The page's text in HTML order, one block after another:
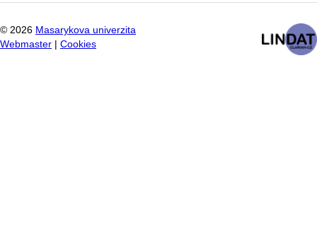
© 2026 Masarykova univerzita
Webmaster
Cookies